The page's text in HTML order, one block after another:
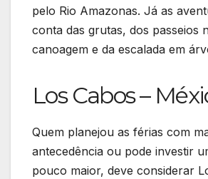
pelo Rio Amazonas. Já as
conta das grutas, dos passeios
canoagem e da escalada em
Los Cabos –
Quem planejou as férias com
antecedência ou pode investir
pouco maior, deve considerar